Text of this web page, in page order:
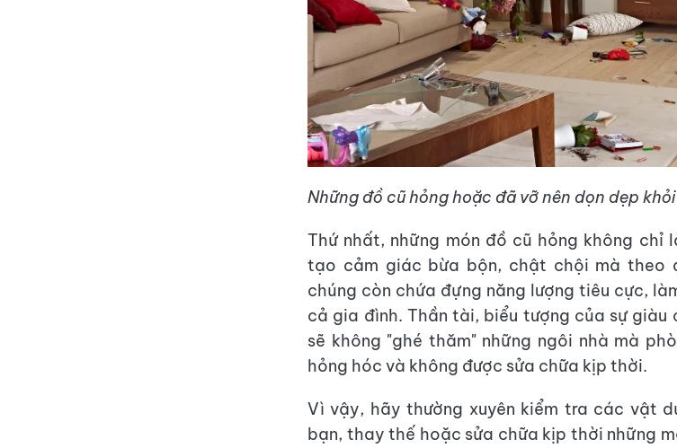
Những đồ cũ hỏng hoặc đã vỡ nên dọn dẹp
Thứ nhất, những món đồ cũ hỏng không chỉ
tạo cảm giác bừa bộn, chật chội mà theo
chúng còn chứa đựng năng lượng tiêu cực,
cả gia đình. Thần tài, biểu tượng của sự giàu
sẽ không "ghé thăm" những ngôi nhà mà
hỏng hóc và không được sửa chữa kịp thời.
Vì vậy, hãy thường xuyên kiểm tra các vật
bạn, thay thế hoặc sửa chữa kịp thời những